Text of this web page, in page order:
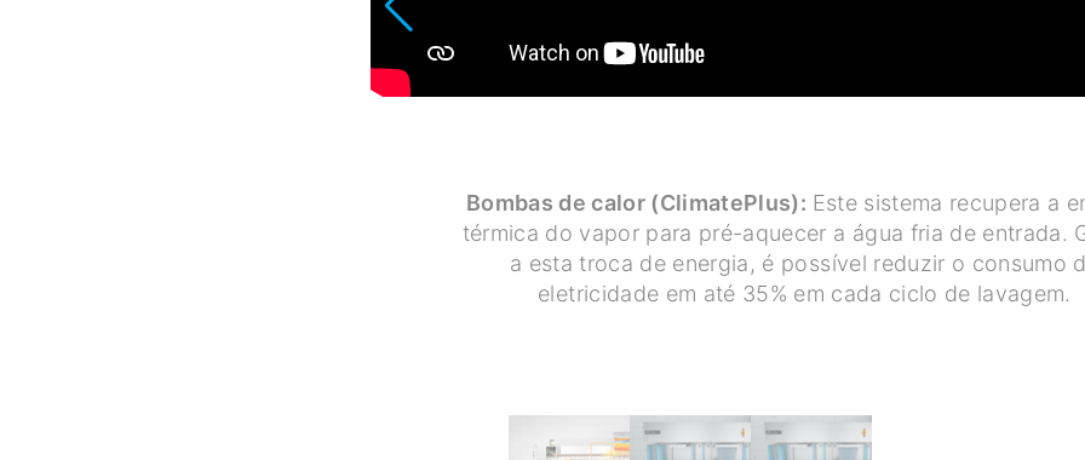
Bombas de calor (ClimatePlus): Este sistema recupera a
térmica do vapor para pré-aquecer a água fria de entrada.
a esta troca de energia, é possível reduzir o consumo
eletricidade em até 35% em cada ciclo de lavagem.